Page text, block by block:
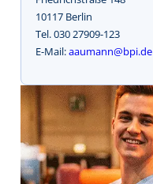
10117 Berlin
Tel. 030 27909-123
E-Mail:aaumann@bpi.de